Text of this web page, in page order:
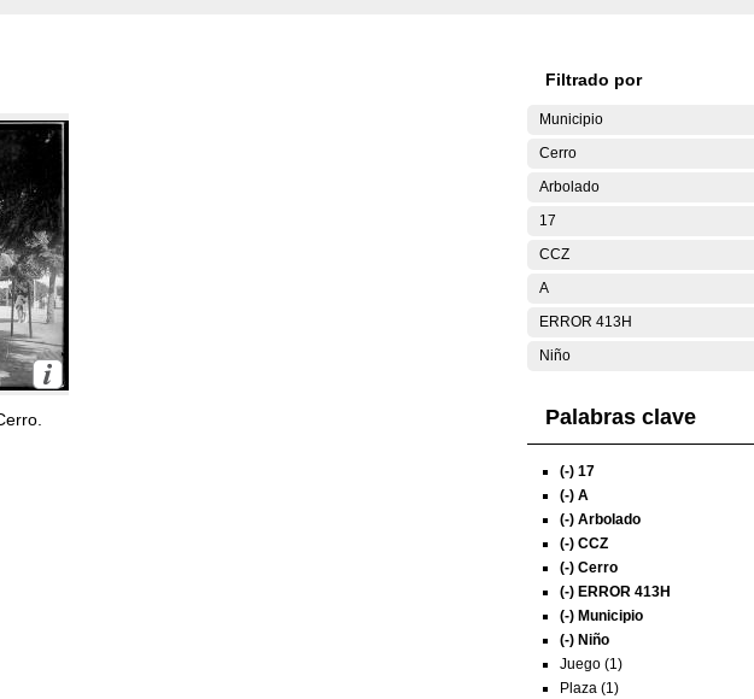
Filtrado por
Municipio
Cerro
Arbolado
17
CCZ
A
ERROR 413H
Niño
Palabras clave
(-) 17
(-) A
(-) Arbolado
(-) CCZ
(-) Cerro
(-) ERROR 413H
(-) Municipio
(-) Niño
Juego (1)
Plaza (1)